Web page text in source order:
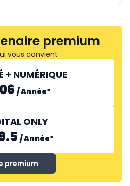
premium
vous convient
+ NUMÉRIQUE
/Année*
ONLY
/Année*
premium